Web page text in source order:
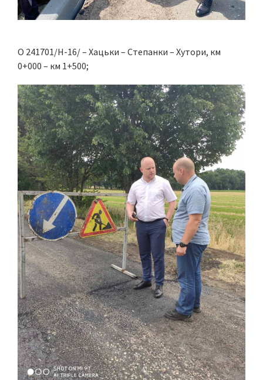
О 241701/Н-16/ – Хацьки – Степанки – Хутори, км
0+000 – км 1+500;